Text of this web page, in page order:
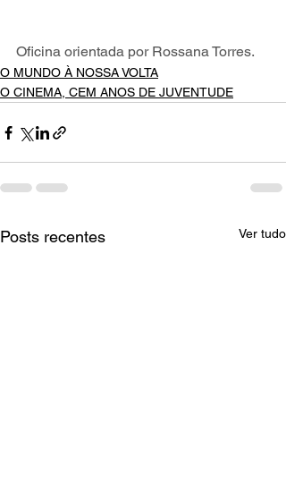
Oficina orientada por Rossana Torres.
O MUNDO À NOSSA VOLTA
O CINEMA, CEM ANOS DE JUVENTUDE
Posts recentes Ver tudo